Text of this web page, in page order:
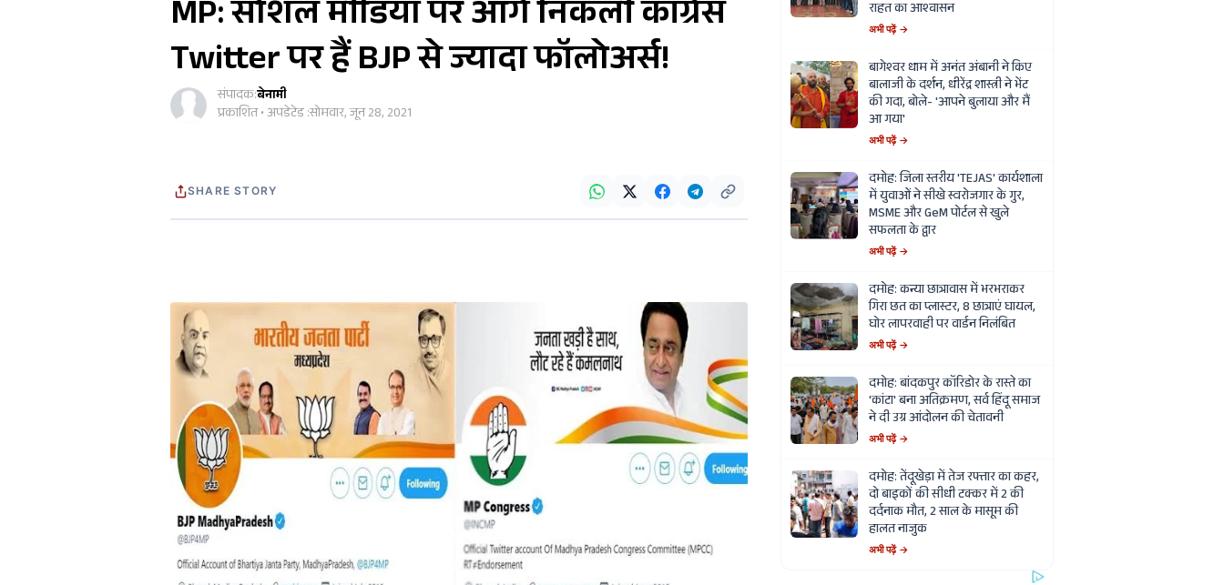
MP: सोशल मीडिया पर आगे निकली कांग्रेस
Twitter पर हैं BJP से ज्यादा फॉलोअर्स!
संपादक:बेनामी
प्रकाशित • अपडेटेड :सोमवार, जून 28, 2021
SHARE STORY
राहत का आश्वासन
अभी पढ़ें →
बागेश्वर धाम में अनंत अंबानी ने किए
बालाजी के दर्शन, धीरेंद्र शास्त्री ने भेंट
की गदा, बोले- 'आपने बुलाया और मैं
आ गया'
अभी पढ़ें →
दमोह: जिला स्तरीय 'TEJAS' कार्यशाला
में युवाओं ने सीखे स्वरोजगार के गुर,
MSME और GeM पोर्टल से खुले
सफलता के द्वार
अभी पढ़ें →
दमोह: कन्या छात्रावास में भरभराकर
गिरा छत का प्लास्टर, 8 छात्राएं घायल,
घोर लापरवाही पर वार्डन निलंबित
अभी पढ़ें →
दमोह: बांदकपुर कॉरिडोर के रास्ते का
'कांटा' बना अतिक्रमण, सर्व हिंदू समाज
ने दी उग्र आंदोलन की चेतावनी
अभी पढ़ें →
दमोह: तेंदूखेड़ा में तेज रफ्तार का कहर,
दो बाइकों की सीधी टक्कर में 2 की
दर्दनाक मौत, 2 साल के मासूम की
हालत नाजुक
अभी पढ़ें →